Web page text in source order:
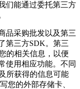
们能通过委托第三方
品采购批发以及第三
第三方SDK。第三
的相关信息，以便
使用相应功能。不同
所获得的信息可能
您的外部存储卡、